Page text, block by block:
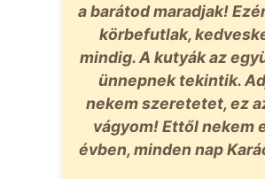
a barátod maradjak!
körbefutlak,
mindig. A kutyák az
ünnepnek tekintik.
nekem szeretetet, ez
vágyom! Ettől nekem
évben, minden nap